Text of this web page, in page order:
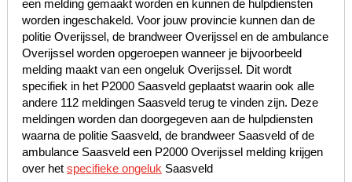
een melding gemaakt worden en kunnen de hulpdiensten
worden ingeschakeld. Voor jouw provincie kunnen dan de
politie Overijssel, de brandweer Overijssel en de ambulance
Overijssel worden opgeroepen wanneer je bijvoorbeeld
melding maakt van een ongeluk Overijssel. Dit wordt
specifiek in het P2000 Saasveld geplaatst waarin ook alle
andere 112 meldingen Saasveld terug te vinden zijn. Deze
meldingen worden dan doorgegeven aan de hulpdiensten
waarna de politie Saasveld, de brandweer Saasveld of de
ambulance Saasveld een P2000 Overijssel melding krijgen
over het specifieke ongeluk Saasveld